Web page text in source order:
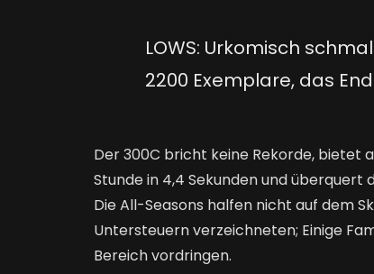
LOWS: Urkomisch
2200 Exemplare, das
Der 300C bricht keine Rekorde, bietet
Stunde in 4,4 Sekunden und überquert
Die All-Seasons halfen nicht auf dem
Untersteuern verzeichneten; Einige
Bereich vordringen.